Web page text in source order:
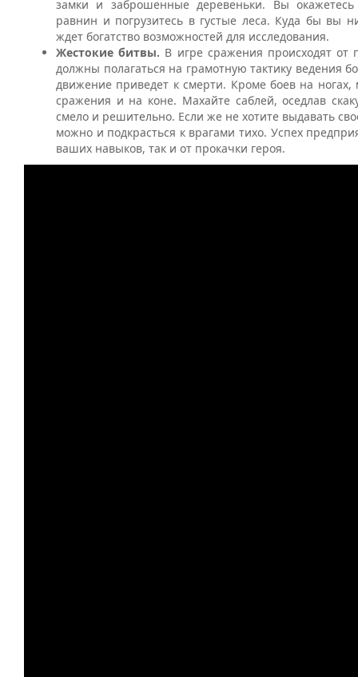
замки и заброшенные деревеньки. Вы
равнин и погрузитесь в густые леса. Куда бы вы
ждет богатство возможностей для исследования.
Жестокие битвы. В игре сражения происходят от
должны полагаться на грамотную тактику ведения
движение приведет к смерти. Кроме боев на ногах,
сражения и на коне. Махайте саблей, оседлав
смело и решительно. Если же не хотите выдавать
можно и подкрасться к врагами тихо. Успех
ваших навыков, так и от прокачки героя.